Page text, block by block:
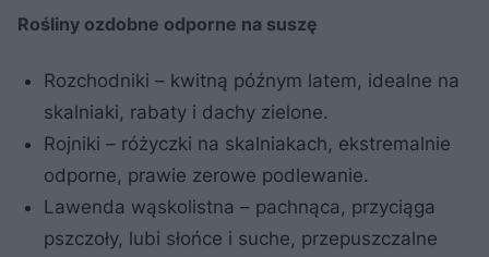
Rośliny ozdobne odporne na suszę
Rozchodniki – kwitną późnym latem, idealne na
skalniaki, rabaty i dachy zielone.
Rojniki – różyczki na skalniakach, ekstremalnie
odporne, prawie zerowe podlewanie.
Lawenda wąskolistna – pachnąca, przyciąga
pszczoły, lubi słońce i suche, przepuszczalne